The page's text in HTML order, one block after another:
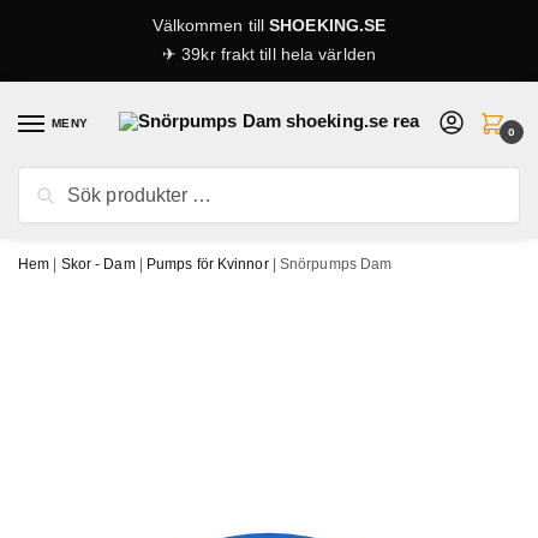
Välkommen tillSHOEKING.SE
✈ 39kr frakt till hela världen
MENY
efter:
Sök
0
Hem | Skor - Dam| Pumps för Kvinnor| Snörpumps Dam